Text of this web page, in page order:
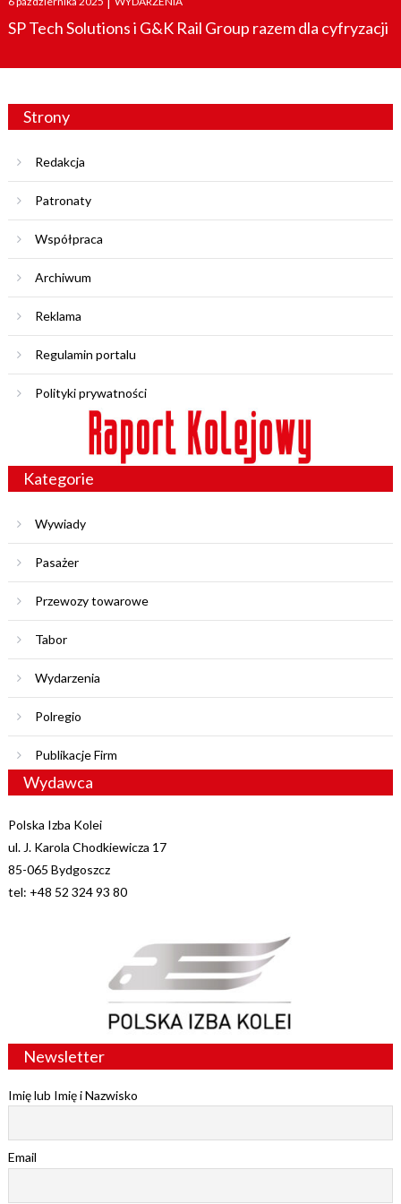
on
SP Tech Solutions i G&K Rail Group razem dla cyfryzacji
Strony
Redakcja
Patronaty
Współpraca
Archiwum
Reklama
Regulamin portalu
Polityki prywatności
Kategorie
Wywiady
Pasażer
Przewozy towarowe
Tabor
Wydarzenia
Polregio
Publikacje Firm
Wydawca
Polska Izba Kolei
ul. J. Karola Chodkiewicza 17
85-065 Bydgoszcz
tel: +48 52 324 93 80
Newsletter
Imię lub Imię i Nazwisko
Email